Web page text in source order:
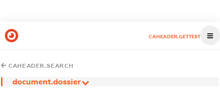
CAHEADER.GETTEST
CAHEADER.SEARCH
document.dossier